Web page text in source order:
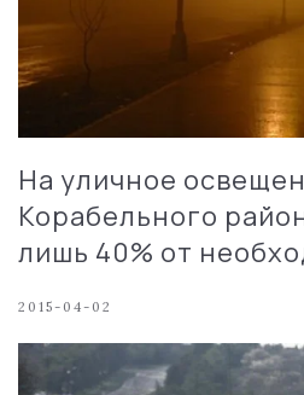
На уличное
Корабельного
лишь 40% от
2015-04-02